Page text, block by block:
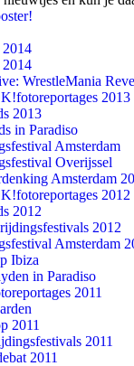
WrestleMania
2013
2013
in Paradiso
Amsterdam
Overijssel
Amsterdam
2012
2012
2012
Amsterdam
Ibiza
in Paradiso
2011
2011
2011
2011